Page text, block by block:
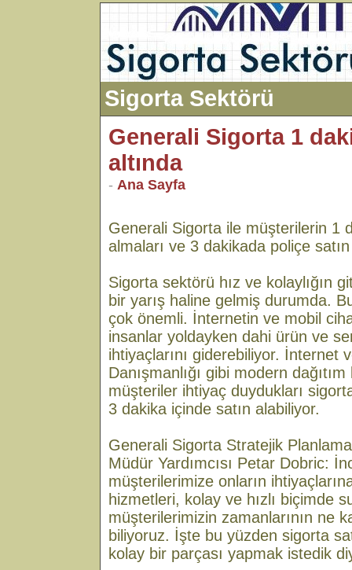
Sigorta Sektörü
Generali Sigorta 1
altında
- Ana Sayfa
Generali Sigorta ile müşterilerin 1
almaları ve 3 dakikada poliçe
Sigorta sektörü hız ve kolaylığın
bir yarış haline gelmiş durumda.
çok önemli. İnternetin ve mobil
insanlar yoldayken dahi ürün ve
ihtiyaçlarını giderebiliyor. İnternet
Danışmanlığı gibi modern
müşteriler ihtiyaç duydukları
3 dakika içinde satın alabiliyor.
Generali Sigorta Stratejik
Müdür Yardımcısı Petar Dobric:
müşterilerimize onların
hizmetleri, kolay ve hızlı biçimde
müşterilerimizin zamanlarının ne
biliyoruz. İşte bu yüzden sigorta
kolay bir parçası yapmak istedik